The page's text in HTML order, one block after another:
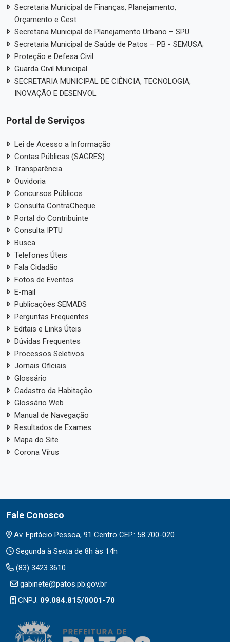
Secretaria Municipal de Finanças, Planejamento,
Orçamento e Gest
Secretaria Municipal de Planejamento Urbano – SPU
Secretaria Municipal de Saúde de Patos – PB - SEMUSA;
Proteção e Defesa Civil
Guarda Civil Municipal
SECRETARIA MUNICIPAL DE CIÊNCIA, TECNOLOGIA,
INOVAÇÃO E DESENVOL
Portal de Serviços
Lei de Acesso a Informação
Contas Públicas (SAGRES)
Transparência
Ouvidoria
Concursos Públicos
Consulta ContraCheque
Portal do Contribuinte
Consulta IPTU
Busca
Telefones Úteis
Fala Cidadão
Fotos de Eventos
E-mail
Publicações SEMADS
Perguntas Frequentes
Editais e Links Úteis
Dúvidas Frequentes
Processos Seletivos
Jornais Oficiais
Glossário
Cadastro da Habitação
Glossário Web
Manual de Navegação
Resultados de Exames
Mapa do Site
Corona Vírus
Fale Conosco
Av. Epitácio Pessoa, 91 Centro CEP.: 58.700-020
Segunda à Sexta de 8h às 14h
(83) 3423.3610
gabinete@patos.pb.gov.br
CNPJ: 09.084.815/0001-70